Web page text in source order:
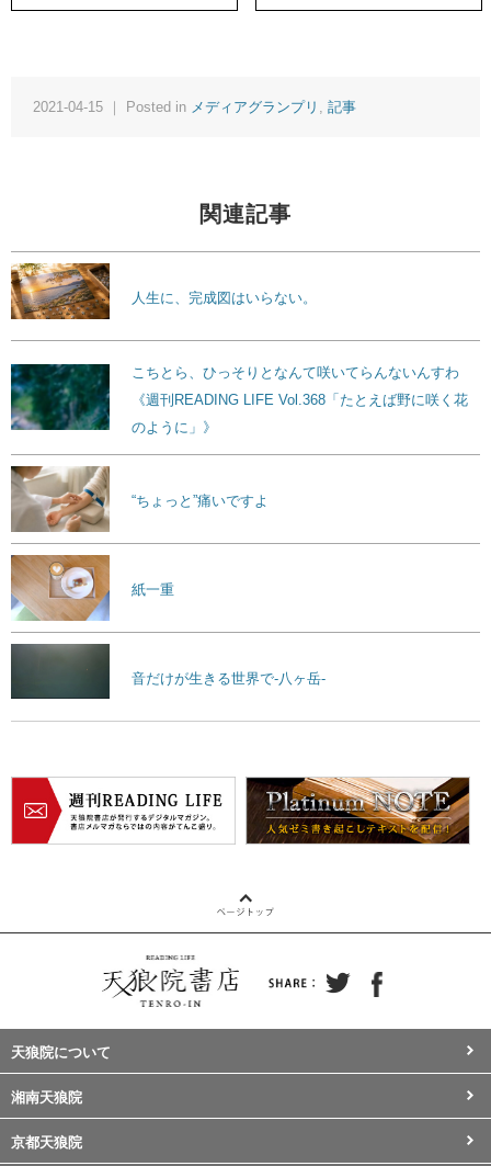
2021-04-15 ｜ Posted in メディアグランプリ , 記事
関連記事
人生に、完成図はいらない。
こちとら、ひっそりとなんて咲いてらんないんすわ
《週刊READING LIFE Vol.368「たとえば野に咲く花
のように」》
“ちょっと”痛いですよ
紙一重
音だけが生きる世界で-八ヶ岳-
天狼院について
湘南天狼院
京都天狼院